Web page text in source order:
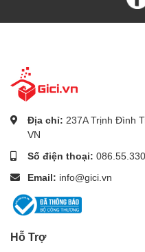
Địa chỉ: 237A Trịnh Đình
VN
Số điện thoại:
Email: info@gici.vn
Hỗ Trợ